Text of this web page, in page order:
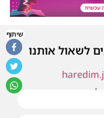
לשאול אותנו
בהקדם
שיתוף